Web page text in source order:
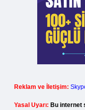
Reklam ve İletişim:
Yasal Uyarı: Bu internet